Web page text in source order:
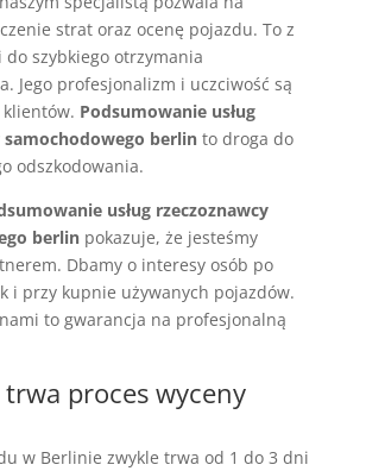
strat oraz ocenę pojazdu. To z
szybkiego otrzymania
Jego profesjonalizm i uczciwość są
Podsumowanie usług
samochodowego berlinto droga do
odszkodowania.
usług rzeczoznawcy
berlinpokazuje, że jesteśmy
Dbamy o interesy osób po
i przy kupnie używanych pojazdów.
to gwarancja na profesjonalną
trwa proces wyceny
w Berlinie zwykle trwa od 1 do 3 dni